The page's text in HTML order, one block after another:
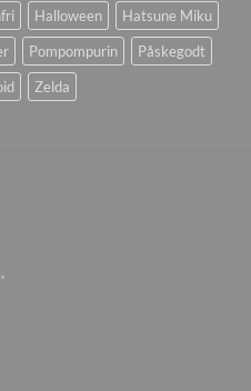
Halloween
Hatsune Miku
Pompompurin
Påskegodt
Zelda